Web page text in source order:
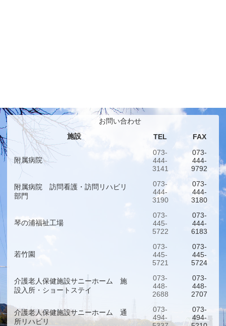
お問い合わせ
施設
TEL FAX
附属病院
073-
444-
3141
073-
444-
9792
附属病院 訪問看護・訪問リハビリ
部門
073-
444-
3190
073-
444-
3180
琴の浦福祉工場
073-
445-
5722
073-
444-
6183
若竹園
073-
445-
5721
073-
445-
5724
介護老人保健施設サニーホーム 施
設入所・ショートステイ
073-
448-
2688
073-
448-
2707
介護老人保健施設サニーホーム 通
所リハビリ
073-
494-
073-
494-